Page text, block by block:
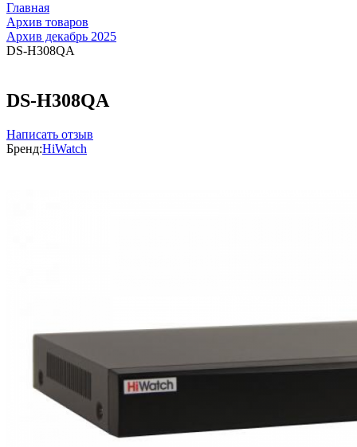
Главная
Архив товаров
Архив декабрь 2025
DS-H308QA
DS-H308QA
Написать отзыв
Бренд:HiWatch